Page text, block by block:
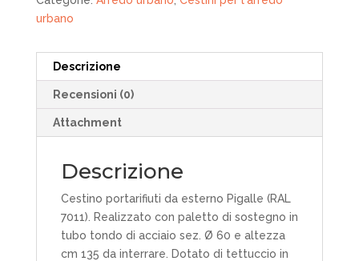
urbano
Descrizione
Recensioni (0)
Attachment
Descrizione
Cestino portarifiuti da esterno Pigalle (RAL
7011). Realizzato con paletto di sostegno in
tubo tondo di acciaio sez. Ø 60 e altezza
cm 135 da interrare. Dotato di tettuccio in